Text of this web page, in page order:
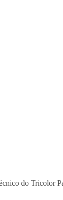
do Tricolor